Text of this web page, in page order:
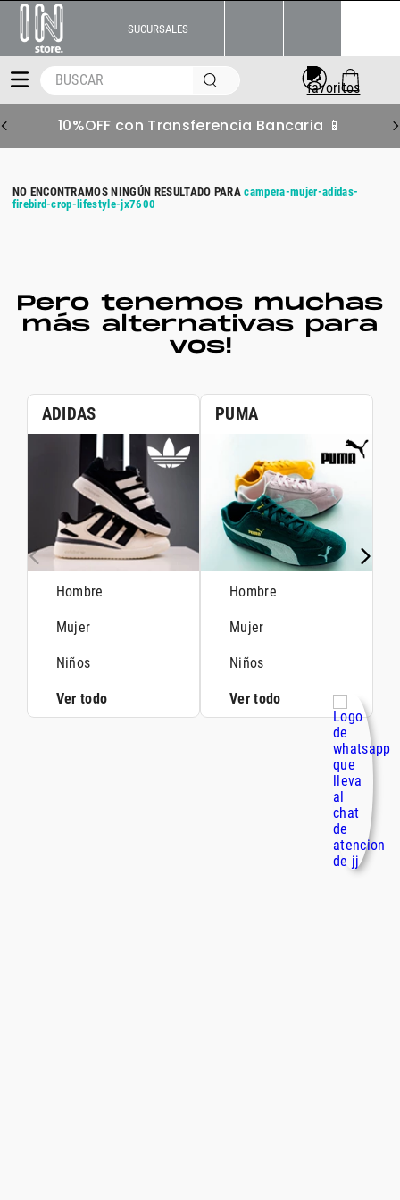
SUCURSALES
BUSCAR
10%OFF con Transferencia Bancaria 📱
campera-mujer-adidas-
firebird-crop-lifestyle-jx7600
Pero tenemos muchas
más alternativas para
vos!
ADIDAS
Hombre
Mujer
Niños
Ver todo
PUMA
Hombre
Mujer
Niños
Ver todo